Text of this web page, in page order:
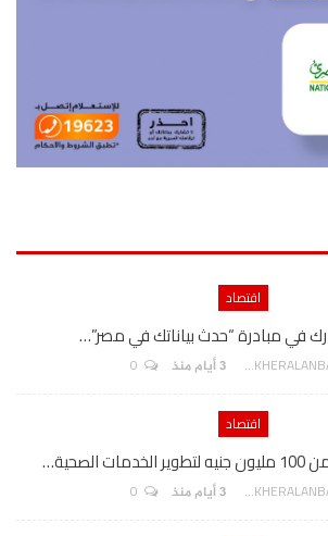
اقتصاد
في مبادرة “حدث بياناتك في مصر”…
AKHERALANBAAEG 3 أيام منذ
اقتصاد
AKHERALANBAAEG 3 أيام منذ